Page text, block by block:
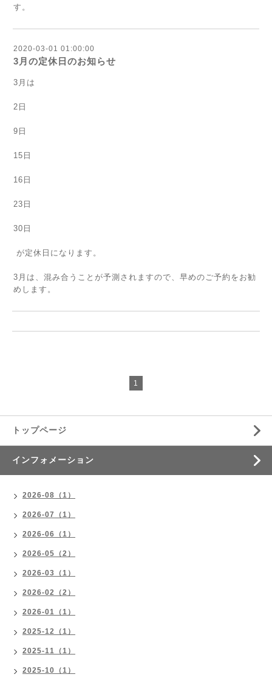
す。
2020-03-01 01:00:00
3月の定休日のお知らせ
3月は
2日
9日
15日
16日
23日
30日
が定休日になります。
3月は、混み合うことが予測されますので、早めのご予約をお勧
めします。
1
トップページ
インフォメーション
2026-08（1）
2026-07（1）
2026-06（1）
2026-05（2）
2026-03（1）
2026-02（2）
2026-01（1）
2025-12（1）
2025-11（1）
2025-10（1）